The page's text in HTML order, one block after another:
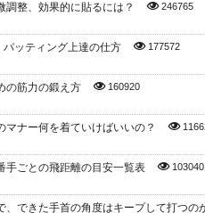
調整、効果的に貼るには？ 246765
ッティング上達の仕方 177572
の筋力の鍛え方 160920
マナー何を着ていけばいいの？
手ごとの飛距離の目安一覧表 103040
、できた手首の角度はキープして打つの